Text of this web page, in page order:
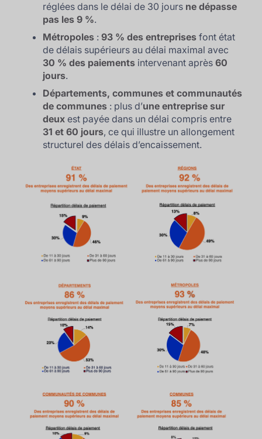
réglées dans le délai de 30 jours ne dépasse
pas les 9 %.
Métropoles :93 % des entreprises font état
de délais supérieurs au délai maximal avec
30 % des paiements intervenant après60
jours.
Départements, communes et communautés
de communes : plus d’une entreprise sur
deux est payée dans un délai compris entre
31 et 60 jours, ce qui illustre un allongement
structurel des délais d’encaissement.